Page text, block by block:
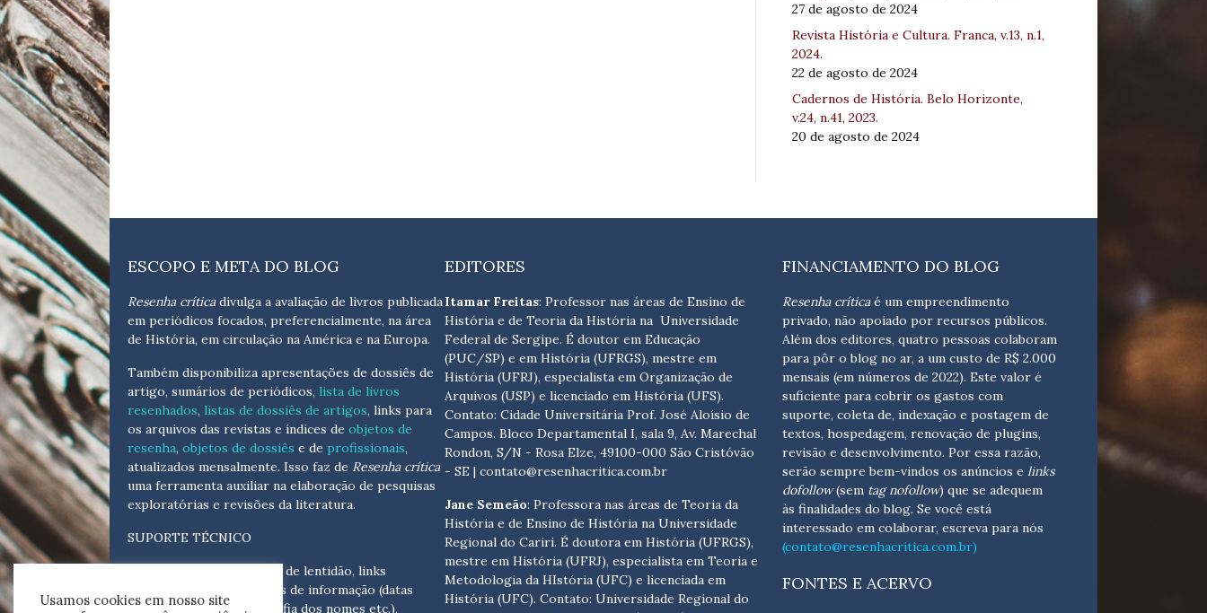
27 de agosto de 2024
Revista História e Cultura. Franca, v.13, n.1,
2024.
22 de agosto de 2024
Cadernos de História. Belo Horizonte,
v.24, n.41, 2023.
20 de agosto de 2024
ESCOPO E META DO BLOG
Resenha críticadivulga a avaliação de livros publicada
em periódicos focados, preferencialmente, na área
de História, em circulação na América e na Europa.
Também disponibiliza apresentações de dossiês de
artigo, sumários de periódicos, lista de livros
resenhados, listas de dossiês de artigos, links para
os arquivos das revistas e índices de objetos de
resenha, objetos de dossiês e de profissionais,
atualizados mensalmente. Isso faz de Resenha crítica
uma ferramenta auxiliar na elaboração de pesquisas
exploratórias e revisões da literatura.
SUPORTE TÉCNICO
Para eventuais problemas de lentidão, links
quebrados, senhas e erros de informação (datas
tópicas, cronológicas, grafia dos nomes etc.),
EDITORES
Itamar Freitas: Professor nas áreas de Ensino de
História e de Teoria da História na Universidade
Federal de Sergipe. É doutor em Educação
(PUC/SP) e em História (UFRGS), mestre em
História (UFRJ), especialista em Organização de
Arquivos (USP) e licenciado em História (UFS).
Contato:Cidade Universitária Prof. José Aloísio de
Campos. Bloco Departamental I, sala 9, Av. Marechal
Rondon, S/N - Rosa Elze, 49100-000 São Cristóvão
- SE| contato@resenhacritica.com.br
Jane Semeão: Professora nas áreas de Teoria da
História e de Ensino de História na Universidade
Regional do Cariri. É doutora em História (UFRGS),
mestre em História (UFRJ), especialista em Teoria e
Metodologia da HIstória (UFC) e licenciada em
História (UFC). Contato:Universidade Regional do
FINANCIAMENTO DO BLOG
Resenha críticaé um empreendimento
privado, não apoiado por recursos públicos.
Além dos editores, quatro pessoas colaboram
para pôr o blog no ar, a um custo de R$ 2.000
mensais (em números de 2022). Este valor é
suficiente para cobrir os gastos com
suporte, coleta de, indexação e postagem de
textos, hospedagem, renovação de plugins,
revisão e desenvolvimento. Por essa razão,
serão sempre bem-vindos os anúncios e links
dofollow(sem tag nofollow) que se adequem
às finalidades do blog. Se você está
interessado em colaborar, escreva para nós
(contato@resenhacritica.com.br)
FONTES E ACERVO
Usamos cookies em nosso site